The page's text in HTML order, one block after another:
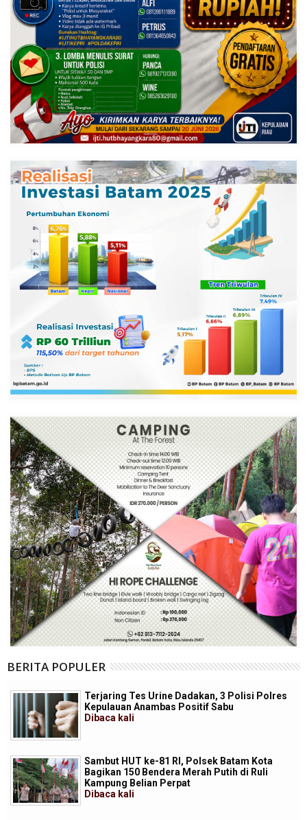
BERITA POPULER
Terjaring Tes Urine Dadakan, 3 Polisi Polres
Kepulauan Anambas Positif Sabu
Dibaca kali
Sambut HUT ke-81 RI, Polsek Batam Kota
Bagikan 150 Bendera Merah Putih di Ruli
Kampung Belian Perpat
Dibaca kali